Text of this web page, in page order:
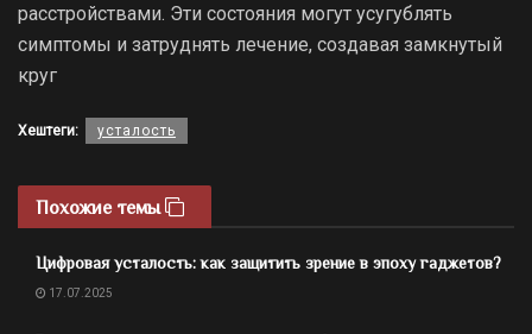
расстройствами. Эти состояния могут усугублять
симптомы и затруднять лечение, создавая замкнутый
круг
Хештеги: усталость
Похожие темы
Цифровая усталость: как защитить зрение в эпоху гаджетов?
17.07.2025